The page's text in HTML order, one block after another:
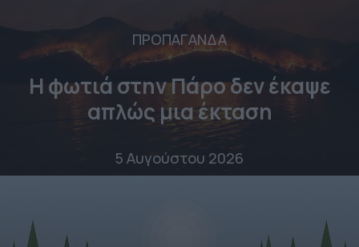
ΠΡΟΠΑΓΑΝΔΑ
Η φωτιά στην Πάρο δεν έκαψε
απλώς μια έκταση
5 Αυγούστου 2026